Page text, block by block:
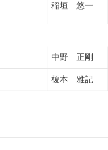
稲垣 悠一
中野 正剛
榎本 雅記